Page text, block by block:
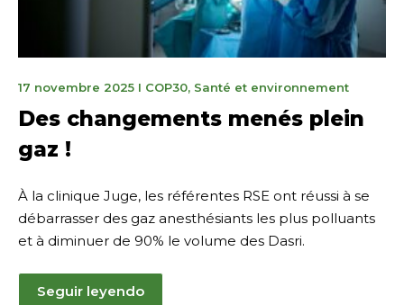
17 novembre 202517
2025
I COP30, Santé et environnement
Des changements menés plein
gaz !
À la clinique Juge, les référentes RSE ont réussi à se
débarrasser des gaz anesthésiants les plus polluants
et à diminuer de 90% le volume des Dasri.
Seguir leyendo